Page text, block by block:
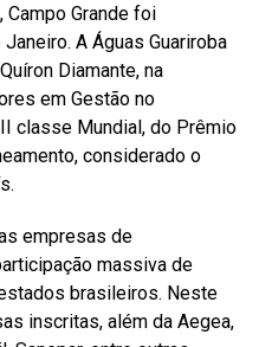
Grande foi
A Águas Guariroba
Diamante, na
em Gestão no
classe Mundial, do Prêmio
considerado o
empresas de
massiva de
brasileiros. Neste
inscritas, além da Aegea,